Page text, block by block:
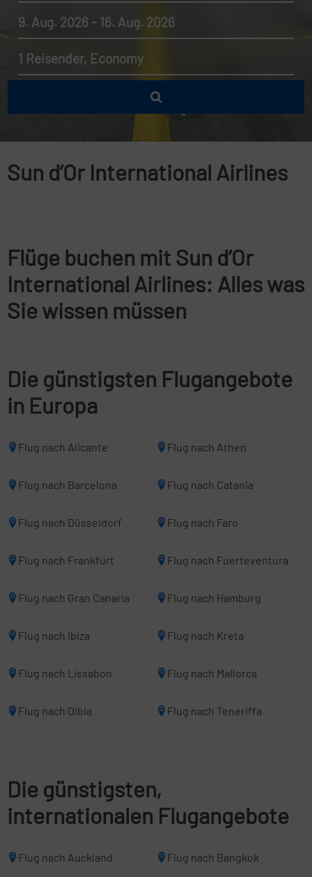
9. Aug. 2026 - 16. Aug. 2026
1 Reisender, Economy
Sun d’Or International Airlines
Flüge buchen mit Sun d’Or
International Airlines: Alles was
Sie wissen müssen
Die günstigsten Flugangebote
in Europa
Flug nach Alicante Flug nach Athen
Flug nach Barcelona Flug nach Catania
Flug nach Düsseldorf Flug nach Faro
Flug nach Frankfurt Flug nach Fuerteventura
Flug nach Gran Canaria Flug nach Hamburg
Flug nach Ibiza Flug nach Kreta
Flug nach Lissabon Flug nach Mallorca
Flug nach Olbia Flug nach Teneriffa
Die günstigsten,
internationalen Flugangebote
Flug nach Auckland Flug nach Bangkok